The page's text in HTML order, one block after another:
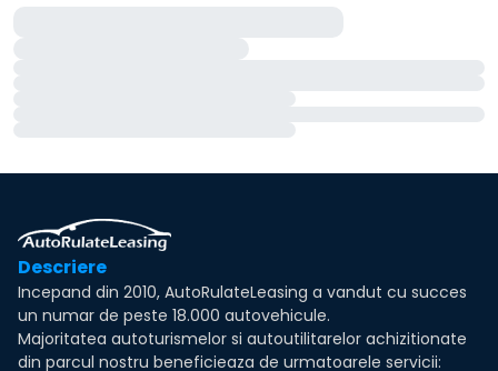
Descriere
Incepand din 2010, AutoRulateLeasing a vandut cu succes
un numar de peste 18.000 autovehicule.
Majoritatea autoturismelor si autoutilitarelor achizitionate
din parcul nostru beneficieaza de urmatoarele servicii: